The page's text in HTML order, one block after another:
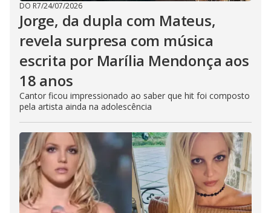
DO R7/24/07/2026
Jorge, da dupla com Mateus,
revela surpresa com música
escrita por Marília Mendonça aos
18 anos
Cantor ficou impressionado ao saber que hit foi composto
pela artista ainda na adolescência